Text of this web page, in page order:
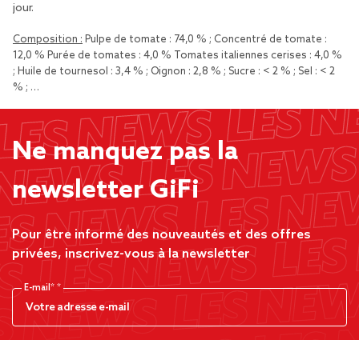
jour.
Composition : Pulpe de tomate : 74,0 % ; Concentré de tomate :
12,0 % Purée de tomates : 4,0 % Tomates italiennes cerises : 4,0 %
; Huile de tournesol : 3,4 % ; Oignon : 2,8 % ; Sucre : < 2 % ; Sel : < 2
% ; …
Ne manquez pas la
newsletter GiFi
Pour être informé des nouveautés et des offres
privées, inscrivez-vous à la newsletter
E-mail*